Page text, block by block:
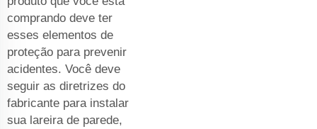
comprando deve ter
esses elementos de
proteção para prevenir
acidentes. Você deve
seguir as diretrizes do
fabricante para instalar
sua lareira de parede,